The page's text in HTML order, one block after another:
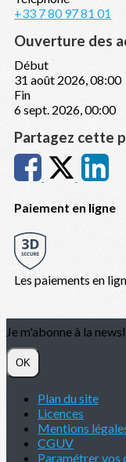
+33 7 80 97 81 01
Ouverture des
Début
31 août 2026, 08:00
Fin
6 sept. 2026, 00:00
Partagez cette
Paiement en ligne
Les paiements en
Je m'abonne à la
OK
Plan du site
Licences
Mentions
CGUV
Paramétrer vos